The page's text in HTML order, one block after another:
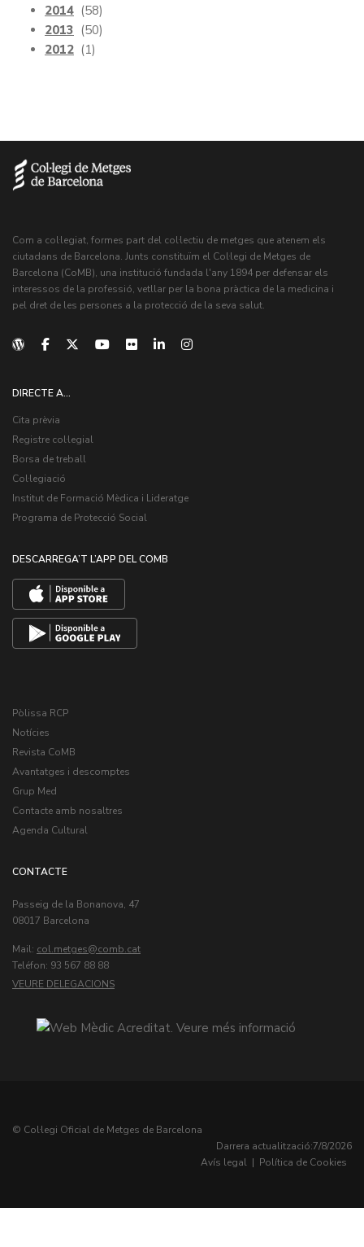
2014 (58)
2013 (50)
2012 (1)
Com a col·legiat, formes part del col·lectiu de metges que atenem els
ciutadans de Barcelona. Junts constituïm el Col·legi de Metges de
Barcelona (CoMB), una institució fundada l'any 1894 per defensar els
interessos de la professió, vetllar per la bona pràctica de la medicina i
pel dret de les persones a la protecció de la seva salut.
DIRECTE A...
Cita prèvia
Registre col·legial
Borsa de treball
Col·legiació
Institut de Formació Mèdica i Lideratge
Programa de Protecció Social
DESCARREGA’T L’APP DEL COMB
Pòlissa RCP
Notícies
Revista CoMB
Avantatges i descomptes
Grup Med
Contacte amb nosaltres
Agenda Cultural
CONTACTE
Passeig de la Bonanova, 47
08017 Barcelona
Mail: col.metges
Teléfon: 93 567 88 88
VEURE DELEGACIONS
© Col·legi Oficial de Metges de Barcelona
Darrera actualització:7/8/2026
Avís legal | Política de Cookies